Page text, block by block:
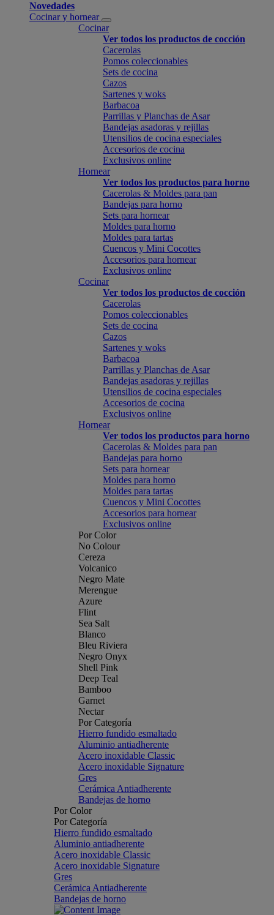
Novedades
Cocinar y hornear
Cocinar
Ver todos los productos de cocción
Cacerolas
Pomos coleccionables
Sets de cocina
Cazos
Sartenes y woks
Barbacoa
Parrillas y Planchas de Asar
Bandejas asadoras y rejillas
Utensilios de cocina especiales
Accesorios de cocina
Exclusivos online
Hornear
Ver todos los productos para horno
Cacerolas & Moldes para pan
Bandejas para horno
Sets para hornear
Moldes para horno
Moldes para tartas
Cuencos y Mini Cocottes
Accesorios para hornear
Exclusivos online
Cocinar
Ver todos los productos de cocción
Cacerolas
Pomos coleccionables
Sets de cocina
Cazos
Sartenes y woks
Barbacoa
Parrillas y Planchas de Asar
Bandejas asadoras y rejillas
Utensilios de cocina especiales
Accesorios de cocina
Exclusivos online
Hornear
Ver todos los productos para horno
Cacerolas & Moldes para pan
Bandejas para horno
Sets para hornear
Moldes para horno
Moldes para tartas
Cuencos y Mini Cocottes
Accesorios para hornear
Exclusivos online
Por Color
No Colour
Cereza
Volcanico
Negro Mate
Merengue
Azure
Flint
Sea Salt
Blanco
Bleu Riviera
Negro Onyx
Shell Pink
Deep Teal
Bamboo
Garnet
Nectar
Por Categoría
Hierro fundido esmaltado
Aluminio antiadherente
Acero inoxidable Classic
Acero inoxidable Signature
Gres
Cerámica Antiadherente
Bandejas de horno
Por Color
Por Categoría
Hierro fundido esmaltado
Aluminio antiadherente
Acero inoxidable Classic
Acero inoxidable Signature
Gres
Cerámica Antiadherente
Bandejas de horno